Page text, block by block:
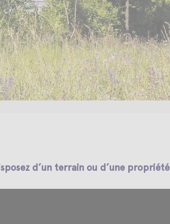
d’un terrain ou d’une